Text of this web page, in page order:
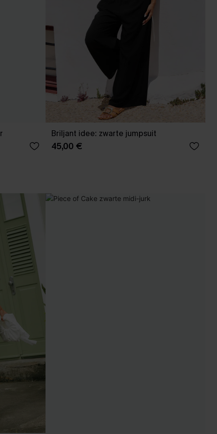
Briljant idee: zwarte jumpsuit
45,00 €